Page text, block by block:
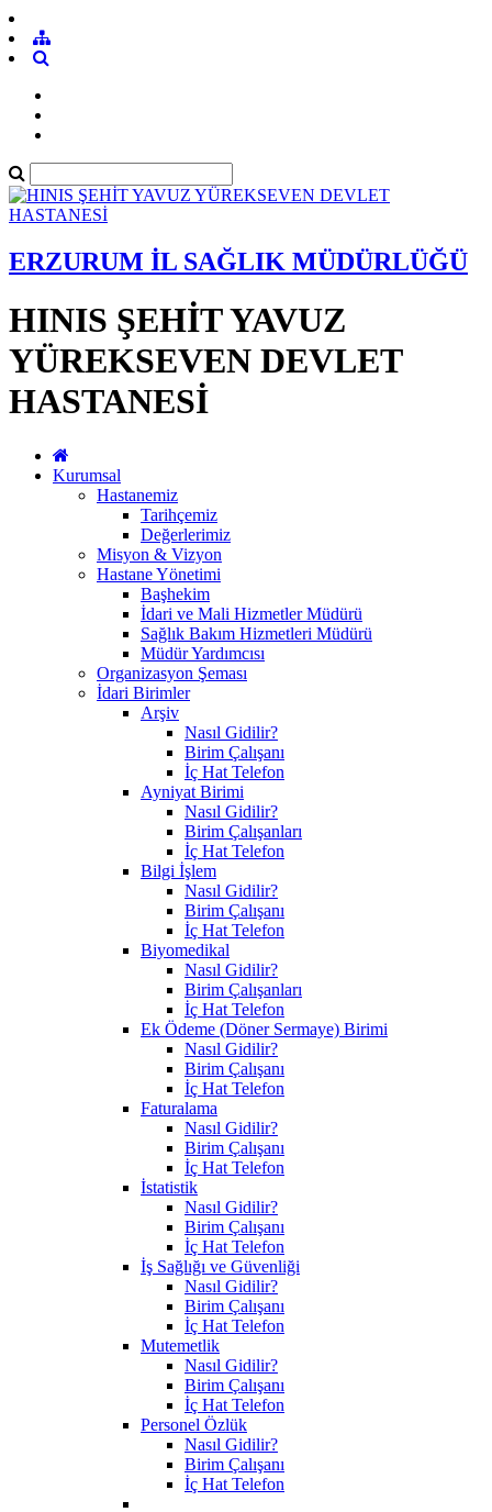
ERZURUM İL SAĞLIK MÜDÜRLÜĞÜ
HINIS ŞEHİT YAVUZ
YÜREKSEVEN DEVLET
HASTANESİ
Kurumsal
Hastanemiz
Tarihçemiz
Değerlerimiz
Misyon & Vizyon
Hastane Yönetimi
Başhekim
İdari ve Mali Hizmetler Müdürü
Sağlık Bakım Hizmetleri Müdürü
Müdür Yardımcısı
Organizasyon Şeması
İdari Birimler
Arşiv
Nasıl Gidilir?
Birim Çalışanı
İç Hat Telefon
Ayniyat Birimi
Nasıl Gidilir?
Birim Çalışanları
İç Hat Telefon
Bilgi İşlem
Nasıl Gidilir?
Birim Çalışanı
İç Hat Telefon
Biyomedikal
Nasıl Gidilir?
Birim Çalışanları
İç Hat Telefon
Ek Ödeme (Döner Sermaye) Birimi
Nasıl Gidilir?
Birim Çalışanı
İç Hat Telefon
Faturalama
Nasıl Gidilir?
Birim Çalışanı
İç Hat Telefon
İstatistik
Nasıl Gidilir?
Birim Çalışanı
İç Hat Telefon
İş Sağlığı ve Güvenliği
Nasıl Gidilir?
Birim Çalışanı
İç Hat Telefon
Mutemetlik
Nasıl Gidilir?
Birim Çalışanı
İç Hat Telefon
Personel Özlük
Nasıl Gidilir?
Birim Çalışanı
İç Hat Telefon